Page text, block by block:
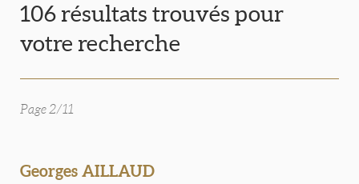
106 résultats trouvés pour
votre recherche
Page 2/11
Georges AILLAUD